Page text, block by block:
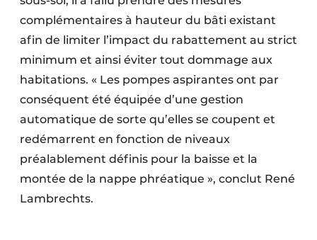
complémentaires à hauteur du bâti existant
afin de limiter l’impact du rabattement au strict
minimum et ainsi éviter tout dommage aux
habitations. « Les pompes aspirantes ont par
conséquent été équipée d’une gestion
automatique de sorte qu’elles se coupent et
redémarrent en fonction de niveaux
préalablement définis pour la baisse et la
montée de la nappe phréatique », conclut René
Lambrechts.